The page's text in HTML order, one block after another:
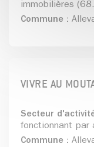
immobilières
Commune :
VIVRE AU
Secteur
fonctionnant par
Commune :